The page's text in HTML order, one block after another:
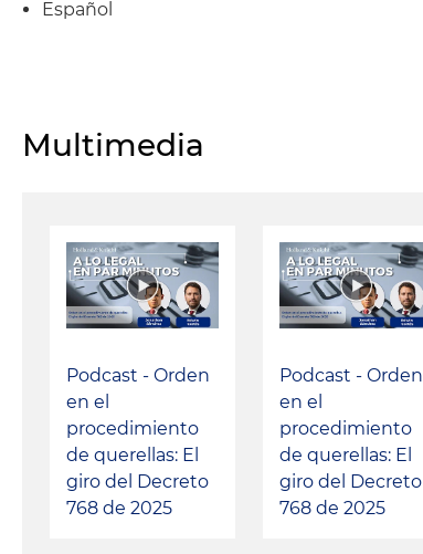
Español
Multimedia
Podcast - Orden
en el
procedimiento
de querellas: El
giro del Decreto
768 de 2025
Podcast - Orden
en el
procedimiento
de querellas: El
giro del Decreto
768 de 2025